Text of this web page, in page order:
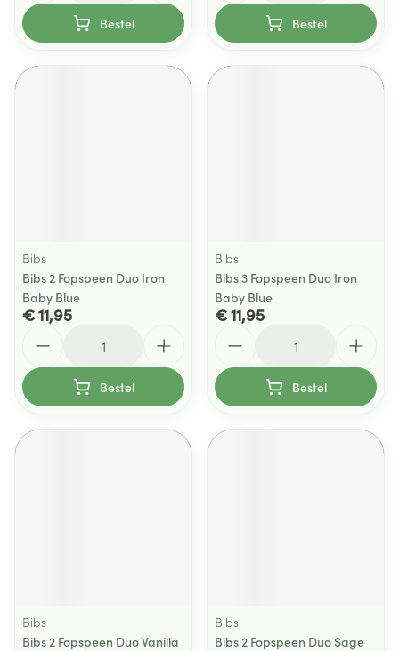
Bestel Bestel
Bibs
Bibs 2 Fopspeen Duo Iron
Baby Blue
€ 11,95
Bestel
Bibs
Bibs 3 Fopspeen Duo Iron
Baby Blue
€ 11,95
Bestel
Bibs
Bibs 2 Fopspeen Duo Vanilla
Bibs
Bibs 2 Fopspeen Duo Sage